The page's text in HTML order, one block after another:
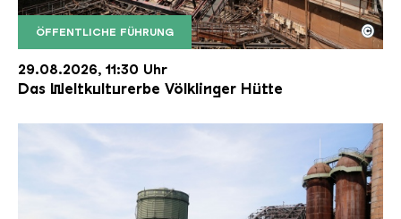
ÖFFENTLICHE FÜHRUNG
Der Erzschrägaufzug der Völklinger Hütte mit
Copyright: Weltkulturerbe Völklinger Hütte | Karl
©
29.08.2026, 11:30 Uhr
Das Weltkulturerbe Völklinger Hütte